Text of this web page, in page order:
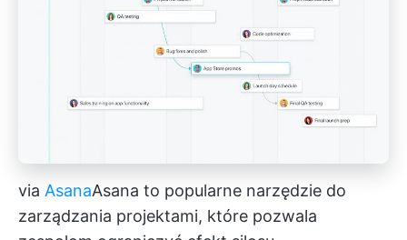
via AsanaAsana to popularne narzędzie do
zarządzania projektami, które pozwala